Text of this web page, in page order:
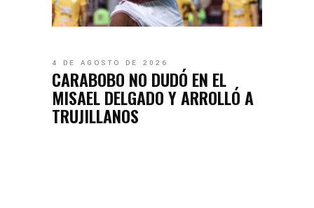
4 DE AGOSTO DE 2026
CARABOBO NO DUDÓ EN EL
MISAEL DELGADO Y ARROLLÓ A
TRUJILLANOS